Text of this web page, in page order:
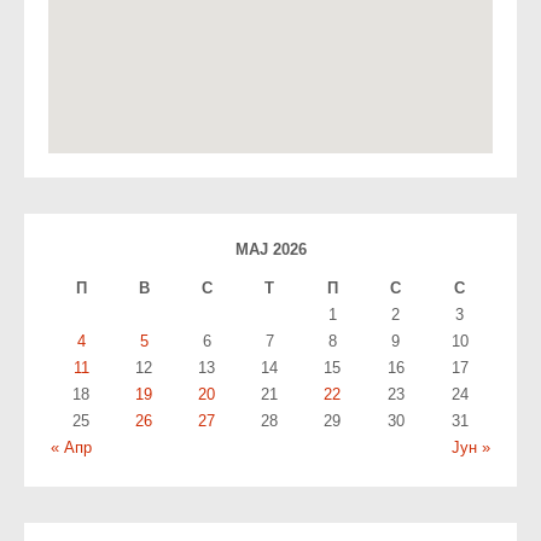
МАЈ 2026
П В С T П С С
« Апр Јун »
1 2
3
4
5 6 7 8 9
10
11
12 13 14 15 16
17
18
19 20 21 22 23
24
25
26 27 28 29 30 31